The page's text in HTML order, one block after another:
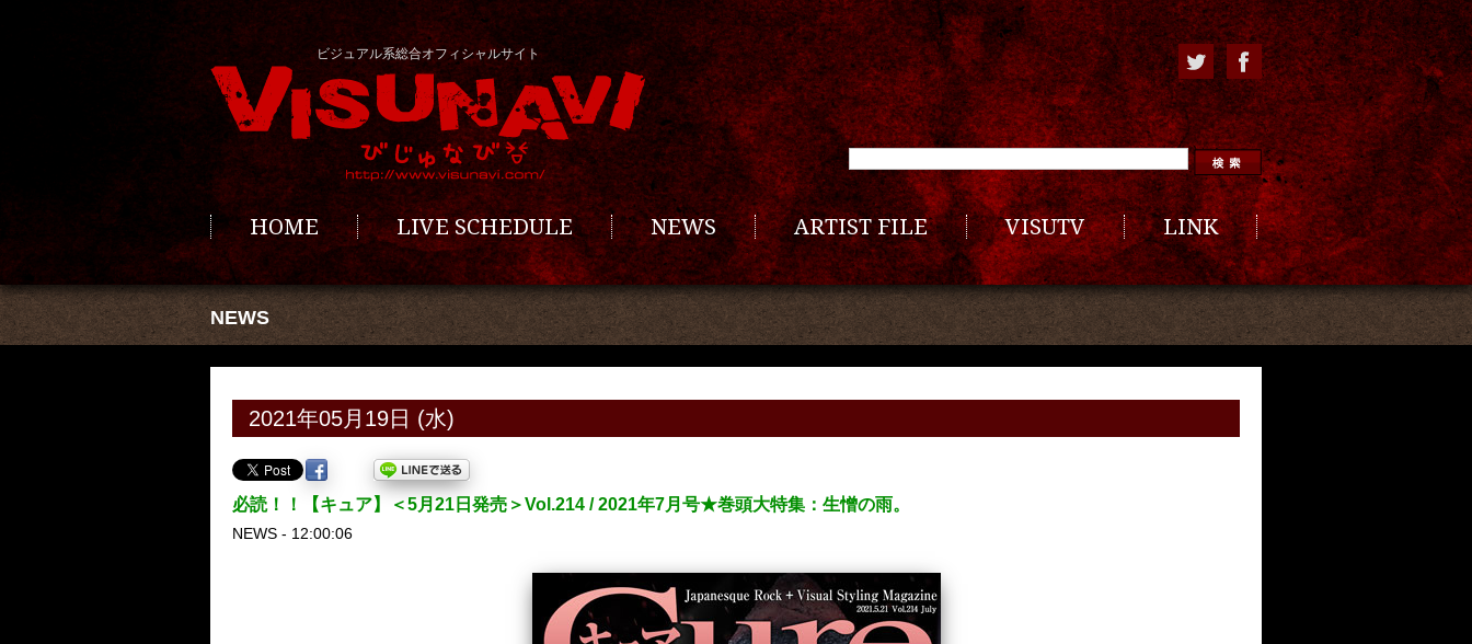
ビジュアル系総合オフィシャルサイト
HOME LIVE SCHEDULE NEWS ARTIST FILE VISUTV LINK
NEWS
2021年05月19日 (水)
必読！！【キュア】＜5月21日発売＞Vol.214 / 2021年7月号★巻頭大特集：生憎の雨。
NEWS - 12:00:06